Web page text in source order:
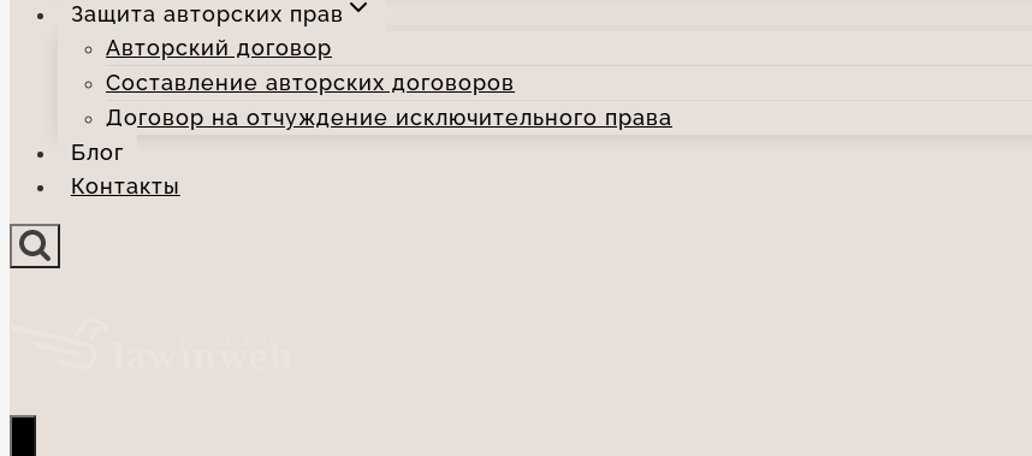
Защита авторских прав
Авторский договор
Составление авторских договоров
Договор на отчуждение исключительного права
Блог
Контакты